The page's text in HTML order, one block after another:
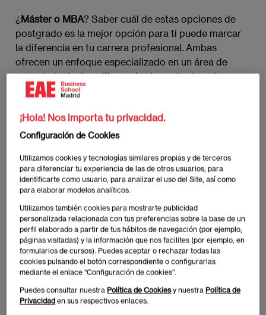
¿ Máster o MBA? Saber cuál de estas opciones de
postgrado es la mejor opción para ti puede marcar
la diferencia en tu carrera profesional. Ambas
ofrecen un enfoque especializado en un área de
conocimiento, hay diferencias importantes a tener en
cuenta antes de decidirse por uno u otro.
Qué es un MBA y un master
es así. Hablamos deMástercuando nos referimos a
un estudio universitario de segundo ciclo o
postgrado con más de 60 créditos ECTS. Eso hace
que tenga una duración de entre uno o dos años.
Para entrar, necesitas una titulación de grado o
equivalente.
¿Qué conseguirás con el máster? El objetivo
formar específicamente al estudiante en un ámbito
de estudio de forma avanzada. A veces se centran en
disciplinas para especializarte y volverte muy bueno
¡Hola! Nos importa tu privacidad.
Configuración de Cookies
Utilizamos cookies y tecnologías similares propias y de terceros
para diferenciar tu experiencia de las de otros usuarios, para
identificarte como usuario, para analizar el uso del Site, así como
para elaborar modelos analíticos.
Utilizamos también cookies para mostrarte publicidad
personalizada relacionada con tus preferencias sobre la base de un
perfil elaborado a partir de tus hábitos de navegación (por ejemplo,
páginas visitadas) y la información que nos facilites (por ejemplo, en
formularios de cursos). Puedes aceptar o rechazar todas las
cookies pulsando el botón correspondiente o configurarlas
mediante el enlace “Configuración de cookies”.
Puedes consultar nuestra Política de Cookiesy nuestra Política de
Privacidad en sus respectivos enlaces.